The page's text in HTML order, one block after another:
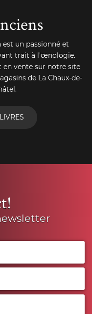
un passionné et
trait à l'œnologie.
vente sur notre site
de La Chaux-de-